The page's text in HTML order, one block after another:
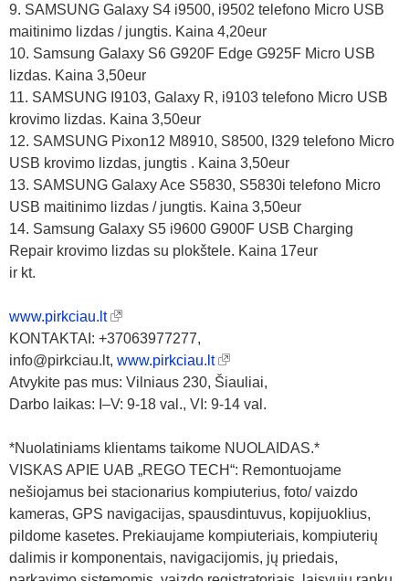
9. SAMSUNG Galaxy S4 i9500, i9502 telefono Micro USB
maitinimo lizdas / jungtis. Kaina 4,20eur
10. Samsung Galaxy S6 G920F Edge G925F Micro USB
lizdas. Kaina 3,50eur
11. SAMSUNG I9103, Galaxy R, i9103 telefono Micro USB
krovimo lizdas. Kaina 3,50eur
12. SAMSUNG Pixon12 M8910, S8500, I329 telefono Micro
USB krovimo lizdas, jungtis . Kaina 3,50eur
13. SAMSUNG Galaxy Ace S5830, S5830i telefono Micro
USB maitinimo lizdas / jungtis. Kaina 3,50eur
14. Samsung Galaxy S5 i9600 G900F USB Charging
Repair krovimo lizdas su plokštele. Kaina 17eur
ir kt.
www.pirkciau.lt
KONTAKTAI: +37063977277,
info@pirkciau.lt, www.pirkciau.lt
Atvykite pas mus: Vilniaus 230, Šiauliai,
Darbo laikas: I–V: 9-18 val., VI: 9-14 val.
*Nuolatiniams klientams taikome NUOLAIDAS.*
VISKAS APIE UAB „REGO TECH“: Remontuojame
nešiojamus bei stacionarius kompiuterius, foto/ vaizdo
kameras, GPS navigacijas, spausdintuvus, kopijuoklius,
pildome kasetes. Prekiaujame kompiuteriais, kompiuterių
dalimis ir komponentais, navigacijomis, jų priedais,